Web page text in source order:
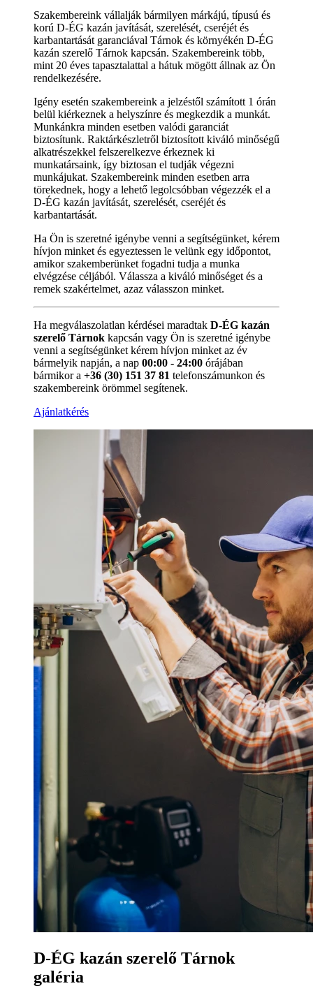
Szakembereink vállalják bármilyen márkájú, típusú és
korú D-ÉG kazán javítását, szerelését, cseréjét és
karbantartását garanciával Tárnok és környékén D-ÉG
kazán szerelő Tárnok kapcsán. Szakembereink több,
mint 20 éves tapasztalattal a hátuk mögött állnak az Ön
rendelkezésére.
Igény esetén szakembereink a jelzéstől számított 1 órán
belül kiérkeznek a helyszínre és megkezdik a munkát.
Munkánkra minden esetben valódi garanciát
biztosítunk. Raktárkészletről biztosított kiváló minőségű
alkatrészekkel felszerelkezve érkeznek ki
munkatársaink, így biztosan el tudják végezni
munkájukat. Szakembereink minden esetben arra
törekednek, hogy a lehető legolcsóbban végezzék el a
D-ÉG kazán javítását, szerelését, cseréjét és
karbantartását.
Ha Ön is szeretné igénybe venni a segítségünket, kérem
hívjon minket és egyeztessen le velünk egy időpontot,
amikor szakemberünket fogadni tudja a munka
elvégzése céljából. Válassza a kiváló minőséget és a
remek szakértelmet, azaz válasszon minket.
Ha megválaszolatlan kérdései maradtak D-ÉG kazán
szerelő Tárnok kapcsán vagy Ön is szeretné igénybe
venni a segítségünket kérem hívjon minket az év
bármelyik napján, a nap 00:00 - 24:00 órájában
bármikor a +36 (30) 151 37 81 telefonszámunkon és
szakembereink örömmel segítenek.
Ajánlatkérés
D-ÉG kazán szerelő Tárnok
galéria